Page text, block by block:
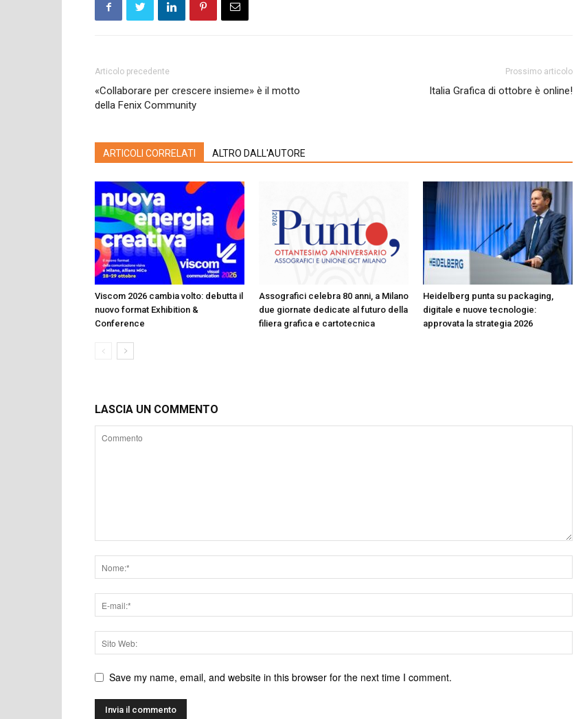
Articolo precedente
«Collaborare per crescere insieme» è il motto
della Fenix Community
Prossimo articolo
Italia Grafica di ottobre è online!
ARTICOLI CORRELATI ALTRO DALL'AUTORE
Viscom 2026 cambia volto: debutta il
nuovo format Exhibition &
Conference
Assografici celebra 80 anni, a Milano
due giornate dedicate al futuro della
filiera grafica e cartotecnica
Heidelberg punta su packaging,
digitale e nuove tecnologie:
approvata la strategia 2026
LASCIA UN COMMENTO
Save my name, email, and website in this browser for the next time I comment.